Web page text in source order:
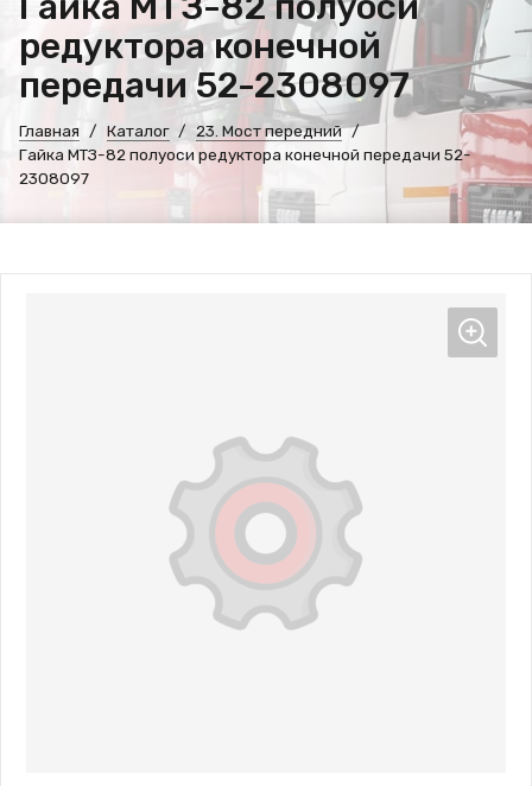
редуктора конечной
передачи 52-2308097
Главная Каталог
23. Мост передний
Гайка МТЗ-82 полуоси редуктора конечной передачи 52-
2308097